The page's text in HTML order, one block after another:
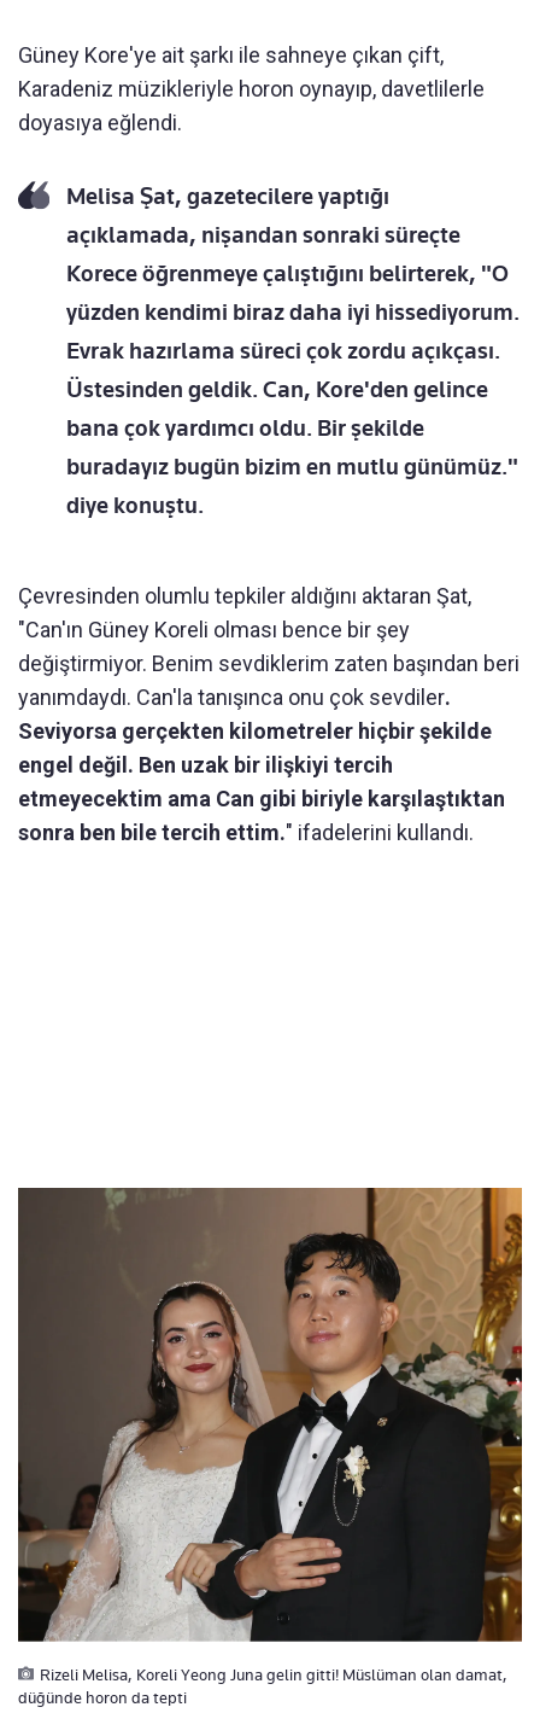
Güney Kore'ye ait şarkı ile sahneye çıkan çift,
Karadeniz müzikleriyle horon oynayıp, davetlilerle
doyasıya eğlendi.
Melisa Şat, gazetecilere yaptığı
açıklamada, nişandan sonraki süreçte
Korece öğrenmeye çalıştığını belirterek, "O
yüzden kendimi biraz daha iyi hissediyorum.
Evrak hazırlama süreci çok zordu açıkçası.
Üstesinden geldik. Can, Kore'den gelince
bana çok yardımcı oldu. Bir şekilde
buradayız bugün bizim en mutlu günümüz."
diye konuştu.
Çevresinden olumlu tepkiler aldığını aktaran Şat,
"Can'ın Güney Koreli olması bence bir şey
değiştirmiyor. Benim sevdiklerim zaten başından beri
yanımdaydı. Can'la tanışınca onu çok sevdiler.
Seviyorsa gerçekten kilometreler hiçbir şekilde
engel değil. Ben uzak bir ilişkiyi tercih
etmeyecektim ama Can gibi biriyle karşılaştıktan
sonra ben bile tercih ettim." ifadelerini kullandı.
Rizeli Melisa, Koreli Yeong Juna gelin gitti! Müslüman olan damat,
düğünde horon da tepti